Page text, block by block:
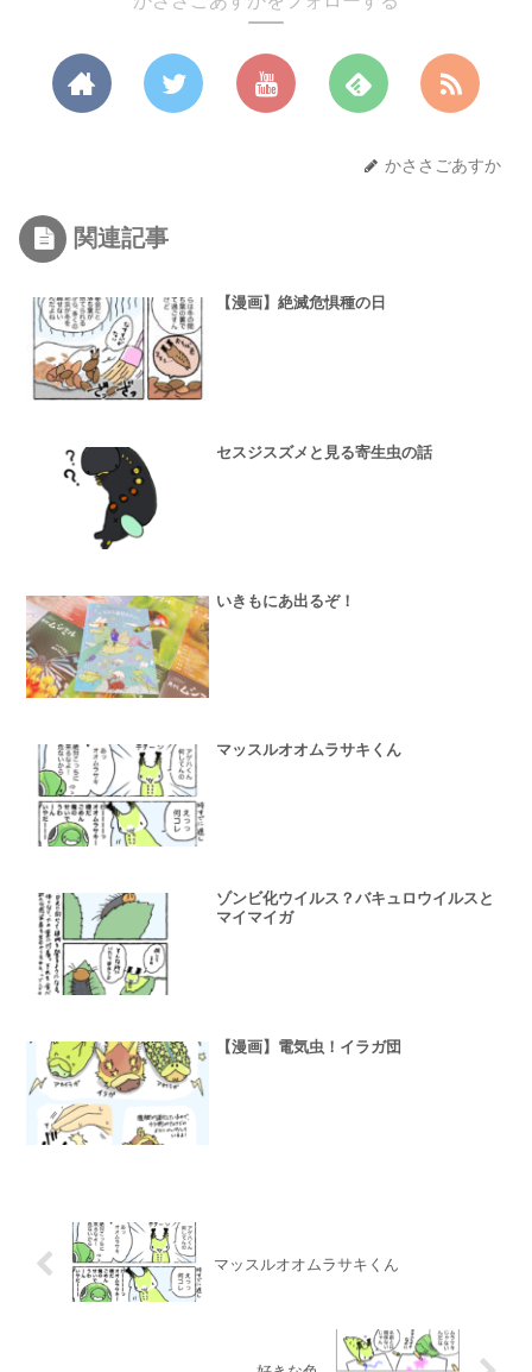
かささごあすか
関連記事
【漫画】絶滅危惧種の日
セスジスズメと見る寄生虫の話
いきもにあ出るぞ！
マッスルオオムラサキくん
ゾンビ化ウイルス？バキュロウイルスと
マイマイガ
【漫画】電気虫！イラガ団
マッスルオオムラサキくん